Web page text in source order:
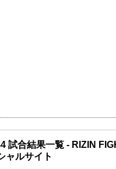
試合結果一覧 - RIZIN
ャルサイト